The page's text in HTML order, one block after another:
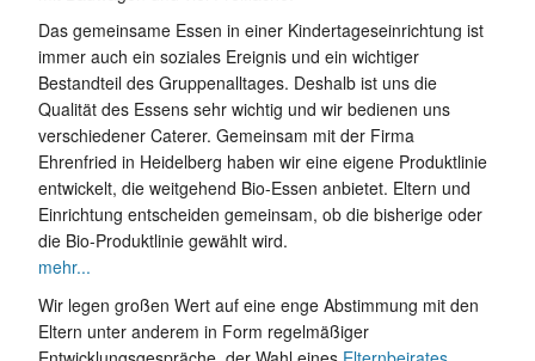
Das gemeinsame Essen in einer Kindertageseinrichtung ist
immer auch ein soziales Ereignis und ein wichtiger
Bestandteil des Gruppenalltages. Deshalb ist uns die
Qualität des Essens sehr wichtig und wir bedienen uns
verschiedener Caterer. Gemeinsam mit der Firma
Ehrenfried in Heidelberg haben wir eine eigene Produktlinie
entwickelt, die weitgehend Bio-Essen anbietet. Eltern und
Einrichtung entscheiden gemeinsam, ob die bisherige oder
die Bio-Produktlinie gewählt wird.
mehr...
Wir legen großen Wert auf eine enge Abstimmung mit den
Eltern unter anderem in Form regelmäßiger